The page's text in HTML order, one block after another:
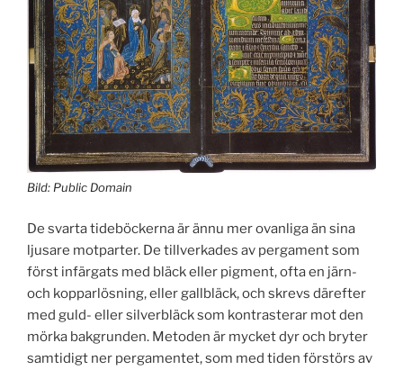
Bild: Public Domain
De svarta tideböckerna är ännu mer ovanliga än sina
ljusare motparter. De tillverkades av pergament som
först infärgats med bläck eller pigment, ofta en järn-
och kopparlösning, eller gallbläck, och skrevs därefter
med guld- eller silverbläck som kontrasterar mot den
mörka bakgrunden. Metoden är mycket dyr och bryter
samtidigt ner pergamentet, som med tiden förstörs av